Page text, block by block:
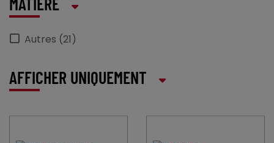
MATIÈRE
Autres (21)
AFFICHER UNIQUEMENT